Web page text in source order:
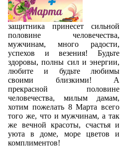
защитника принесет сильной
половине человечества,
мужчинам, много радости,
успехов и везения! Будьте
здоровы, полны сил и энергии,
любите и будьте любимы
своими близкими! А
прекрасной половине
человечества, милым дамам,
хотим пожелать 8 Марта всего
того же, что и мужчинам, а так
же вечной красоты, счастья и
уюта в доме, море цветов и
комплиментов!